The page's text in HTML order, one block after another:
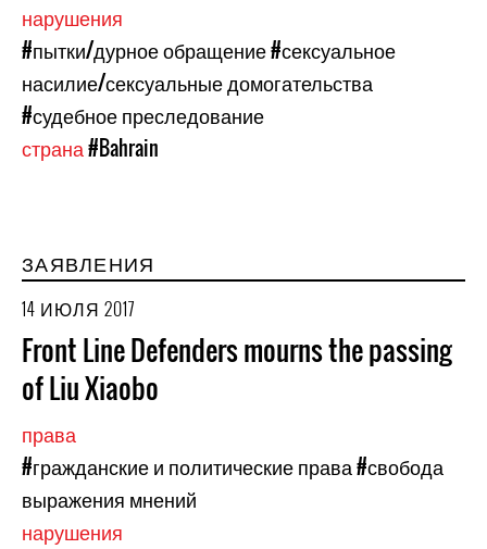
нарушения
#пытки/дурное обращение#сексуальное
насилие/сексуальные домогательства
#судебное преследование
страна#Bahrain
ЗАЯВЛЕНИЯ
14 ИЮЛЯ 2017
Front Line Defenders mourns the passing
of Liu Xiaobo
права
#гражданские и политические права#свобода
выражения мнений
нарушения